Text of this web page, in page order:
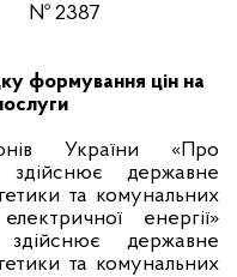
2387
формування цін на
України «Про
державне
та комунальних
енергії»
державне
та комунальних